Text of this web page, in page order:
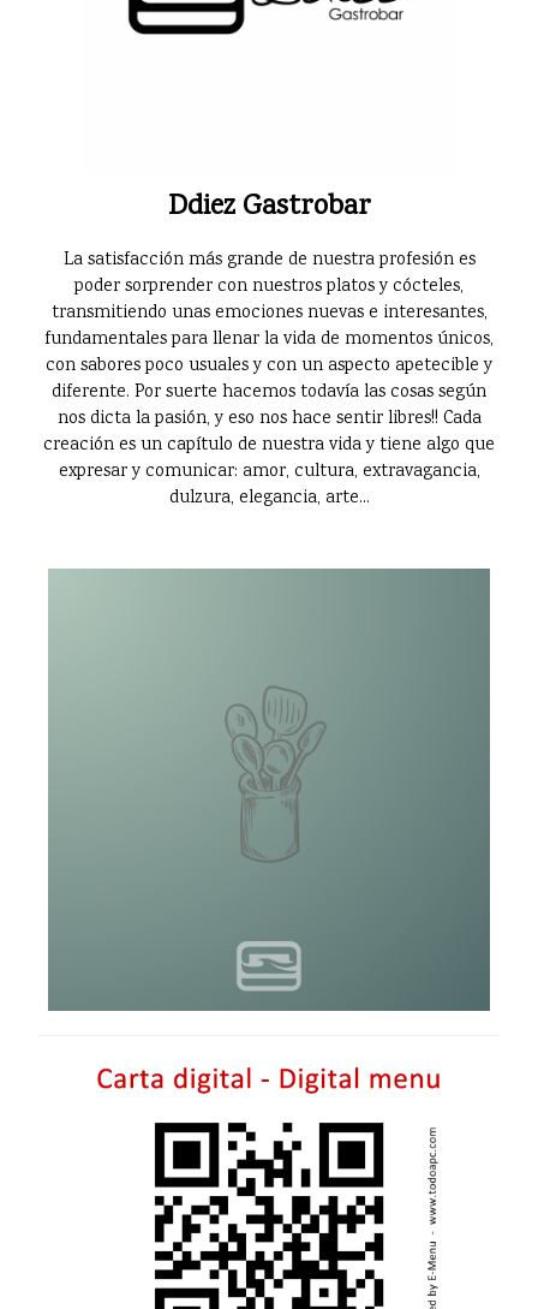
Ddiez Gastrobar
La satisfacción más grande de nuestra profesión es
poder sorprender con nuestros platos y cócteles,
transmitiendo unas emociones nuevas e interesantes,
fundamentales para llenar la vida de momentos únicos,
con sabores poco usuales y con un aspecto apetecible y
diferente. Por suerte hacemos todavía las cosas según
nos dicta la pasión, y eso nos hace sentir libres!! Cada
creación es un capítulo de nuestra vida y tiene algo que
expresar y comunicar: amor, cultura, extravagancia,
dulzura, elegancia, arte...